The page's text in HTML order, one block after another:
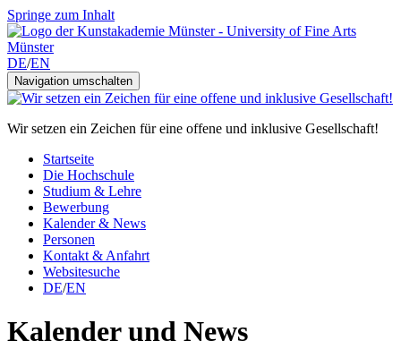
Springe zum Inhalt
DE/EN
Navigation umschalten
Wir setzen ein Zeichen für eine offene und inklusive Gesellschaft!
Startseite
Die Hochschule
Studium & Lehre
Bewerbung
Kalender & News
Personen
Kontakt & Anfahrt
Websitesuche
DE/EN
Kalender und News